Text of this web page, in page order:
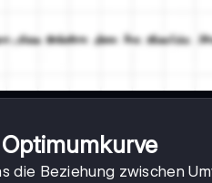
die Beziehung zwischen